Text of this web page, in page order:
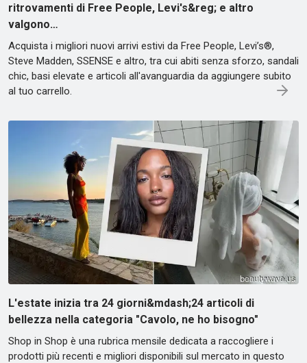
ritrovamenti di Free People, Levi's&reg; e altro
valgono…
Acquista i migliori nuovi arrivi estivi da Free People, Levi’s®,
Steve Madden, SSENSE e altro, tra cui abiti senza sforzo, sandali
chic, basi elevate e articoli all'avanguardia da aggiungere subito
al tuo carrello.
L'estate inizia tra 24 giorni&mdash;24 articoli di
bellezza nella categoria "Cavolo, ne ho bisogno"
Shop in Shop è una rubrica mensile dedicata a raccogliere i
prodotti più recenti e migliori disponibili sul mercato in questo